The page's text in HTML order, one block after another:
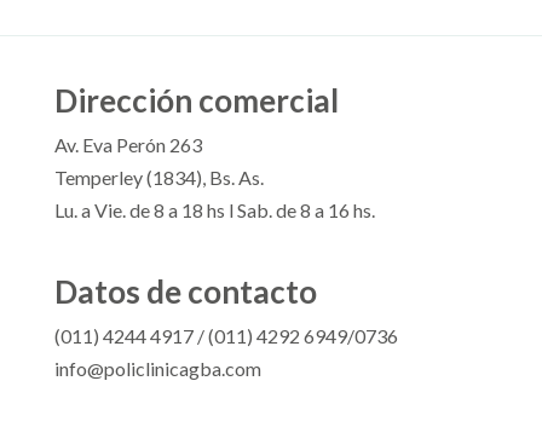
Dirección comercial
Av. Eva Perón 263
Temperley (1834), Bs. As.
Lu. a Vie. de 8 a 18 hs l Sab. de 8 a 16 hs.
Datos de contacto
(011) 4244 4917 / (011) 4292 6949/0736
info@policlinicagba.com